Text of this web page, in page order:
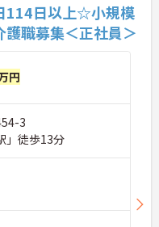
114日以上☆小規模
職募集＜正社員＞
円
3
」徒歩13分